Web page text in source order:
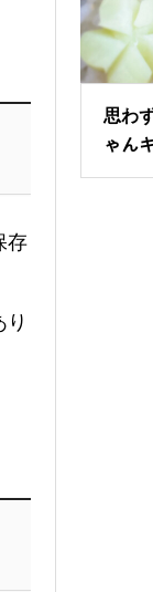
存
思わ
ゃん